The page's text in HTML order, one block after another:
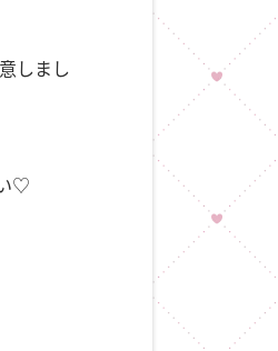
しまし
♡